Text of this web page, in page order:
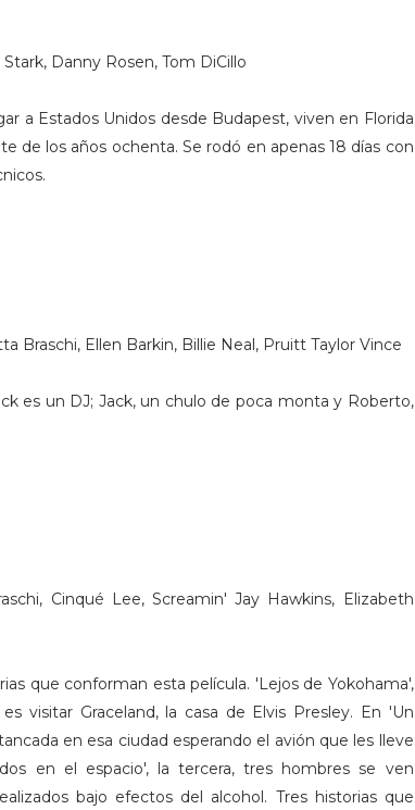
Danny Rosen, Tom DiCillo
a Estados Unidos desde Budapest, viven en Florida
de los años ochenta. Se rodó en apenas 18 días con
Braschi, Ellen Barkin, Billie Neal, Pruitt Taylor Vince
es un DJ; Jack, un chulo de poca monta y Roberto,
Cinqué Lee, Screamin' Jay Hawkins, Elizabeth
que conforman esta película. 'Lejos de Yokohama',
visitar Graceland, la casa de Elvis Presley. En 'Un
en esa ciudad esperando el avión que les lleve
en el espacio', la tercera, tres hombres se ven
bajo efectos del alcohol. Tres historias que